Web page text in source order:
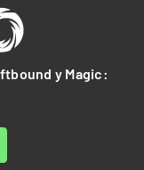
y Magic: